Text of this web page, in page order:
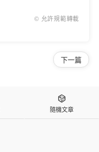
© 允許規範轉載
下一篇

隨機文章